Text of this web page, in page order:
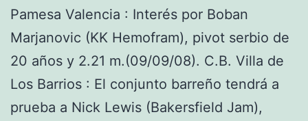
Pamesa Valencia : Interés por Boban
Marjanovic (KK Hemofram), pivot serbio de
20 años y 2.21 m.(09/09/08). C.B. Villa de
Los Barrios : El conjunto barreño tendrá a
prueba a Nick Lewis (Bakersfield Jam),